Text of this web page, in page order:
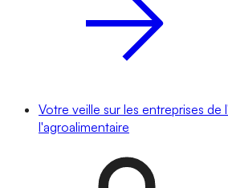
Votre veille sur les entreprises de
l'agroalimentaire